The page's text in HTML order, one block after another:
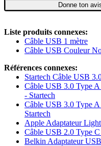
Donne ton
Liste produits connexes:
Câble USB 1 mètre
Câble USB Couleur
Références connexes:
Startech Câble USB
Câble USB 3.0 Type
- Startech
Câble USB 3.0 Type
Startech
Apple Adaptateur
Câble USB 2.0 Type
Belkin Adaptateur